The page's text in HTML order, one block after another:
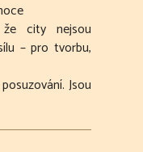
city nejsou
– pro tvorbu,
Jsou